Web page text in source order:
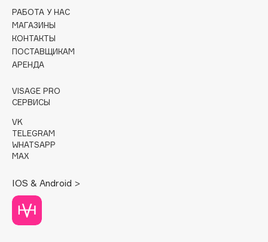
Dr.Ceuracle
Dr.Jart+
DSD de Luxe
E
Eat My
Ecolatier
EGIA
Eigshow
РАБОТА У НАС
МАГАЗИНЫ
КОНТАКТЫ
ПОСТАВЩИКАМ
АРЕНДА
VISAGE PRO
СЕРВИСЫ
VK
TELEGRAM
WHATSAPP
MAX
IOS & Android >